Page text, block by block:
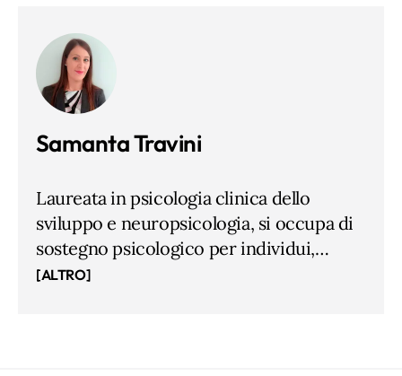
Samanta Travini
Laureata in psicologia clinica dello
sviluppo e neuropsicologia, si occupa di
sostegno psicologico per individui,
coppie e famiglie con particolare
[ALTRO]